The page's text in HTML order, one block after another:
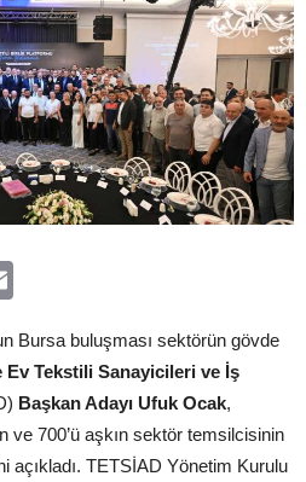
Bursa buluşması sektörün gövde
Ev Tekstili Sanayicileri ve İş
Başkan Adayı Ufuk Ocak,
ve 700’ü aşkın sektör temsilcisinin
açıkladı. TETSİAD Yönetim Kurulu